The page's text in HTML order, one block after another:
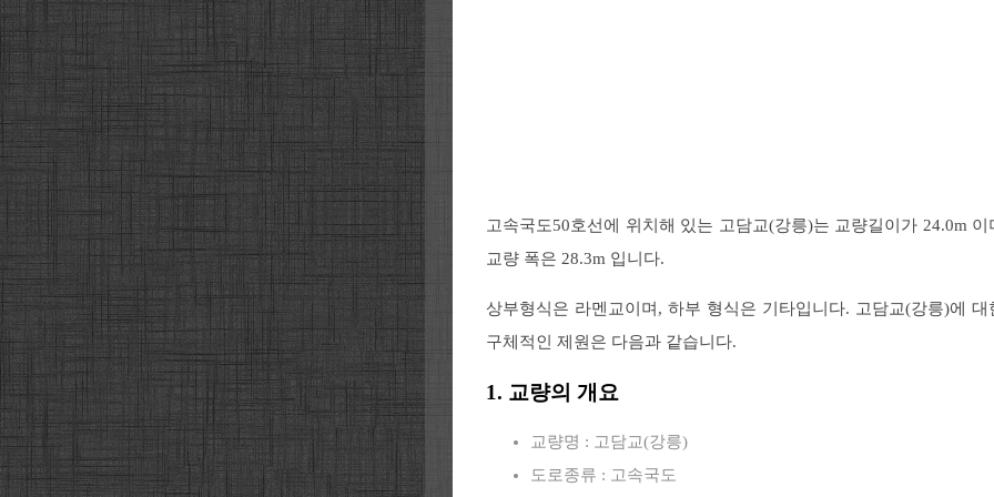
고속국도50호선에 위치해 있는 고담교(강릉)는 교량길이가 24.0m 이
교량 폭은 28.3m 입니다.
상부형식은 라멘교이며, 하부 형식은 기타입니다. 고담교(강릉)에 대
구체적인 제원은 다음과 같습니다.
1. 교량의 개요
교량명 : 고담교(강릉)
도로종류 : 고속국도